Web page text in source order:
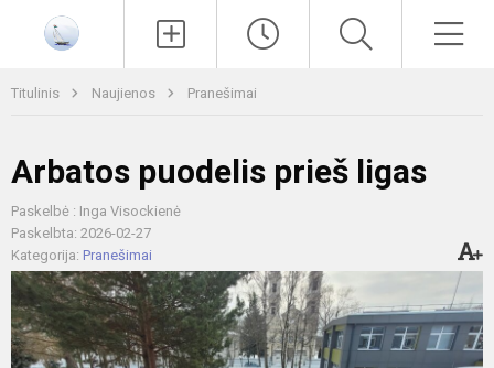
Titulinis Naujienos Pranešimai
Arbatos puodelis prieš ligas
Paskelbė : Inga Visockienė
Paskelbta: 2026-02-27
Kategorija: Pranešimai